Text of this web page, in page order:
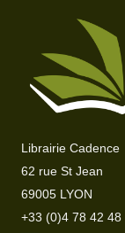
Librairie Cadence
62 rue St Jean
69005 LYON
+33 (0)4 78 42 48